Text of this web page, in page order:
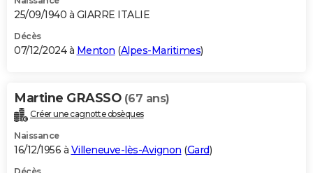
25/09/1940 à GIARRE ITALIE
Décès
07/12/2024 à Menton (Alpes-Maritimes)
Martine GRASSO (67 ans)
Créer une cagnotte obsèques
Naissance
16/12/1956 à Villeneuve-lès-Avignon (Gard)